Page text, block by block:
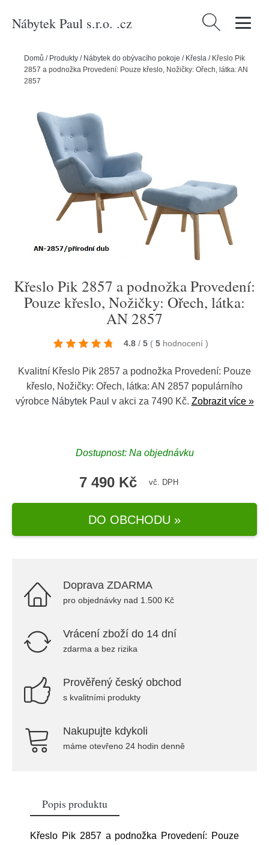
Nábytek Paul s.r.o. .cz Vyhledávání
Domů / Produkty / Nábytek do obývacího pokoje / Křesla / Křeslo Pik
2857 a podnožka Provedení: Pouze křeslo, Nožičky: Ořech, látka: AN
2857
Křeslo Pik 2857 a podnožka Provedení:
Pouze křeslo, Nožičky: Ořech, látka:
AN 2857
4.8 / 5 ( 5 hodnocení )
Kvalitní Křeslo Pik 2857 a podnožka Provedení: Pouze
křeslo, Nožičky: Ořech, látka: AN 2857 populárního
výrobce Nábytek Paul v akci za 7490 Kč. Zobrazit více »
Dostupnost: Na objednávku
7 490 Kč vč. DPH
DO OBCHODU »
Doprava ZDARMA
pro objednávky nad 1.500 Kč
Vrácení zboží do 14 dní
zdarma a bez rizika
Prověřený český obchod
s kvalitními produkty
Nakupujte kdykoli
máme otevřeno 24 hodin denně
Popis produktu
Křeslo Pik 2857 a podnožka Provedení: Pouze